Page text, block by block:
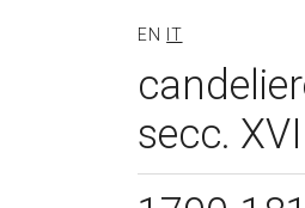
EN IT
secc.